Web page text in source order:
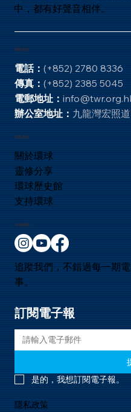
的時候，耶和華 後悔
民的天使說： 「夠了
的使者在耶布斯人 亞
記下 24:
中，都有好聲音相伴。
聯絡資訊
電話：(+852) 2780 8336
傳真：(+852) 2385 5045
電郵地址：
辦公室地址：九龍灣宏照
快速連結
關於環球
靈修分享
環球歷史館
支持環球
保持聯繫
追蹤我們，不錯過每一期
事。
訂閱電子報
是的，我想訂閱電子報。
隱私政策